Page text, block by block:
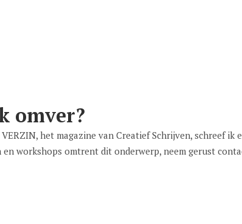
omver?
VERZIN, het magazine van Creatief Schrijven,
workshops omtrent dit onderwerp, neem gerust